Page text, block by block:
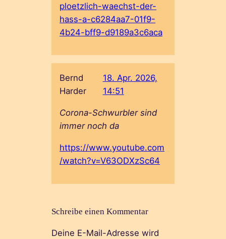
ploetzlich-waechst-der-
hass-a-c6284aa7-01f9-
4b24-bff9-d9189a3c6aca
Bernd
Harder
18. Apr. 2026,
14:51
Corona-Schwurbler sind
immer noch da
https://www.youtube.com
/watch?v=V63ODXzSc64
Schreibe einen Kommentar
Deine E-Mail-Adresse wird